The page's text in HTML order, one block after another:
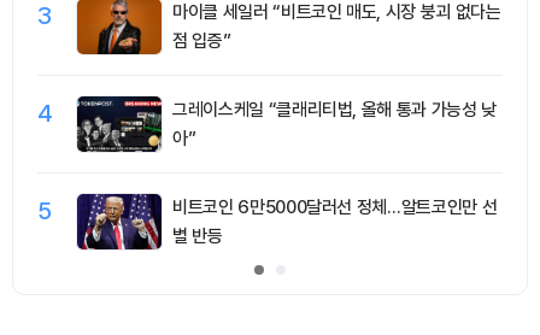
3
마이클 세일러 “비트코인 매도, 시장 붕괴 없다는
점 입증”
4
그레이스케일 “클래리티법, 올해 통과 가능성 낮
아”
5
비트코인 6만5000달러선 정체…알트코인만 선
별 반등